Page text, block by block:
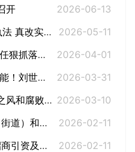
开
2026-06-13
全面排查 重点整治 严格执法 真改实改！全县安全隐患排查整治工作调度会召开
2026-05-11
守牢安全稳定底线 压实责任狠抓落实！全县应安委会2026年第一次全体（扩大）会议召开
2026-04-01
聚焦提质升级 激活文旅动能！刘世奇调研湘阴县文旅产业发展工作
2026-03-31
湘阴县召开群众身边不正之风和腐败问题集中整治动员部署会 2026-03-10
我县召开2025年度乡镇（街道）和县直单位党（工）委（党组）书记抓基层党建工作述职评议会
2026-02-11
张永久主持召开2026年招商引资及乡友联络工作调度会
2026-02-11